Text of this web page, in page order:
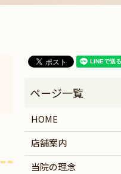
HOME
店舗案内
当院の理念